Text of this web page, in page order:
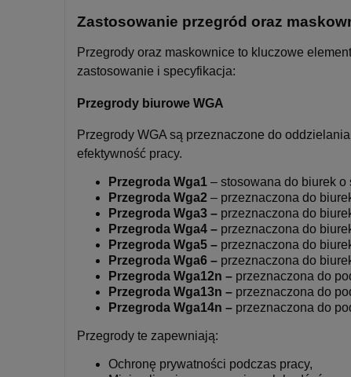
Zastosowanie przegród oraz
Przegrody oraz maskownice to kluczowe
zastosowanie i specyfikacja:
Przegrody biurowe WGA
Przegrody WGA są przeznaczone do
efektywność pracy.
Przegroda Wga1 – stosowana do biurek o
Przegroda Wga2 – przeznaczona do
Przegroda Wga3 – przeznaczona do
Przegroda Wga4 – przeznaczona do
Przegroda Wga5 – przeznaczona do
Przegroda Wga6 – przeznaczona do
Przegroda Wga12n – przeznaczona do
Przegroda Wga13n – przeznaczona do
Przegroda Wga14n – przeznaczona do
Przegrody te zapewniają:
Ochronę prywatności podczas pracy,